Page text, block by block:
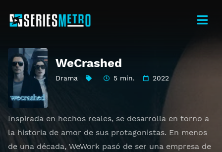
WeCrashed
Drama 5 min. 2022
Inspirada en hechos reales, se desarrolla en torno a
la historia de amor de sus protagonistas. En menos
de una década, WeWork pasó de ser una empresa de